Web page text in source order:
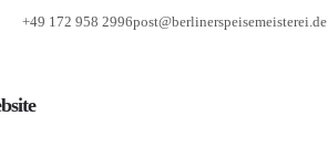
+49 172 958 2996post@berlinerspeisemeisterei.de